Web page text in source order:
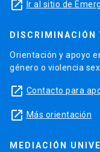
launch Ir al sitio de
DISCRIMINACIÓN
Orientación y apoyo
género o violencia
launch Contacto para
launch Más orientación
MEDIACIÓN